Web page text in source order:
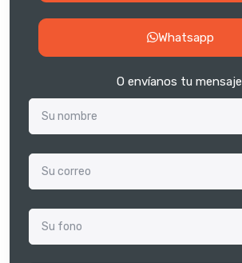
Whatsapp
O envíanos tu mensaje